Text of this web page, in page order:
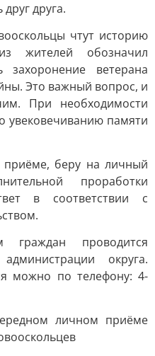
друга.
чтут историю
жителей обозначил
захоронение ветерана
Это важный вопрос, и
При необходимости
увековечиванию памяти
беру на личный
проработки
в соответствии с
проводится
округа.
можно по телефону: 4-